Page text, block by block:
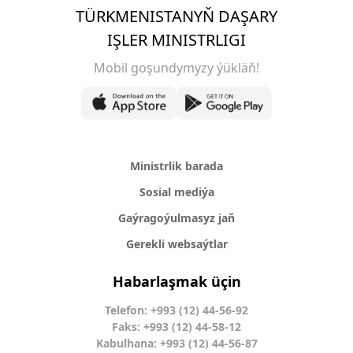
TÜRKMENISTANYŇ DAŞARY
IŞLER MINISTRLIGI
Mobil goşundymyzy ýükläň!
Ministrlik barada
Sosial mediýa
Gaýragoýulmasyz jaň
Gerekli websaýtlar
Habarlaşmak üçin
Telefon: +993 (12) 44-56-92
Faks: +993 (12) 44-58-12
Kabulhana: +993 (12) 44-56-87